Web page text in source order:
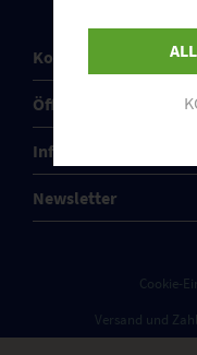
Kontakt
Öffnungszeiten
Informationen
Newsletter
Cookie-
Versand und